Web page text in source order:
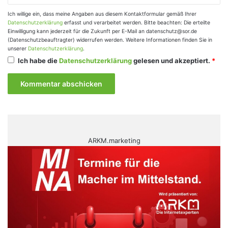
Ich willige ein, dass meine Angaben aus diesem Kontaktformular gemäß Ihrer
Datenschutzerklärung erfasst und verarbeitet werden. Bitte beachten: Die erteilte
Einwilligung kann jederzeit für die Zukunft per E-Mail an datenschutz@sor.de
(Datenschutzbeauftragter) widerrufen werden. Weitere Informationen finden Sie in
unserer Datenschutzerklärung.
Ich habe dieDatenschutzerklärunggelesen und akzeptiert. *
ARKM.marketing